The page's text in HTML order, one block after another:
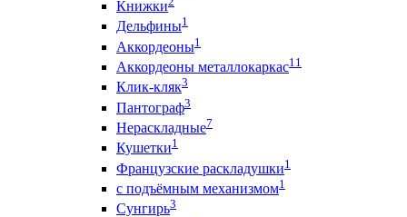
Книжки
Дельфины1
Аккордеоны1
Аккордеоны металлокаркас11
Клик-кляк3
Пантограф3
Нераскладные7
Кушетки1
Французские раскладушки1
с подъёмным механизмом1
Сунгирь3